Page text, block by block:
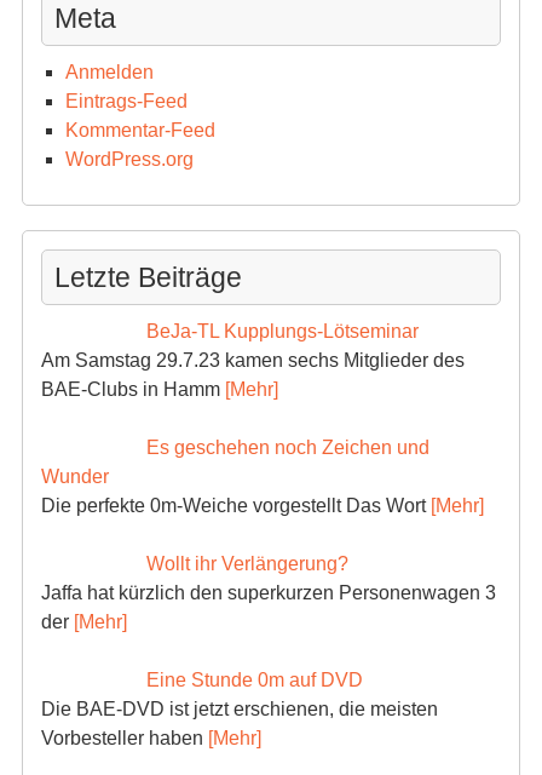
Meta
Anmelden
Eintrags-Feed
Kommentar-Feed
WordPress.org
Letzte Beiträge
BeJa-TL Kupplungs-Lötseminar
Am Samstag 29.7.23 kamen sechs Mitglieder des
BAE-Clubs in Hamm [Mehr]
Es geschehen noch Zeichen und
Wunder
Die perfekte 0m-Weiche vorgestellt Das Wort [Mehr]
Wollt ihr Verlängerung?
Jaffa hat kürzlich den superkurzen Personenwagen 3
der [Mehr]
Eine Stunde 0m auf DVD
Die BAE-DVD ist jetzt erschienen, die meisten
Vorbesteller haben [Mehr]